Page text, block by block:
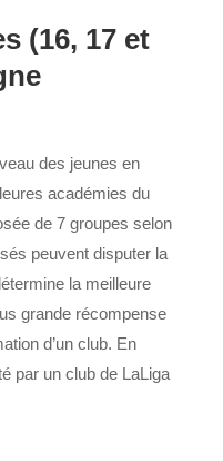
(16, 17 et
des jeunes en
académies du
de 7 groupes selon
peuvent disputer la
la meilleure
grande récompense
d’un club. En
par un club de LaLiga